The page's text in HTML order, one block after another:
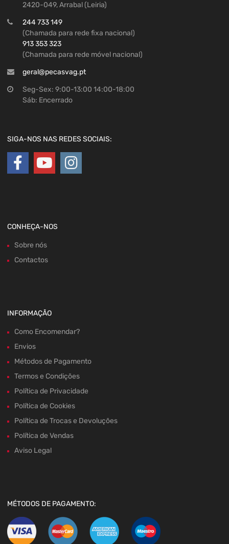
2420-049, Arrabal (Leiria)
244 733 149
(Chamada para rede fixa nacional)
913 353 323
(Chamada para rede móvel nacional)
geral@pecasvag.pt
Seg-Sex: 9:00-13:00 14:00-18:00
Sáb: Encerrado
SIGA-NOS NAS REDES SOCIAIS:
CONHEÇA-NOS
Sobre nós
Contactos
INFORMAÇÃO
Como Encomendar?
Envios
Métodos de Pagamento
Termos e Condições
Política de Privacidade
Política de Cookies
Política de Trocas e Devoluções
Política de Vendas
Aviso Legal
MÉTODOS DE PAGAMENTO: